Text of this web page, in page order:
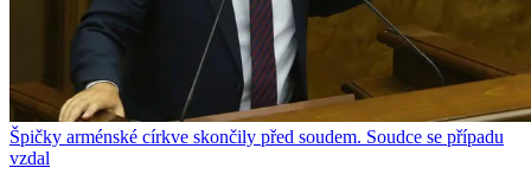
Špičky arménské církve skončily před soudem. Soudce se případu
vzdal